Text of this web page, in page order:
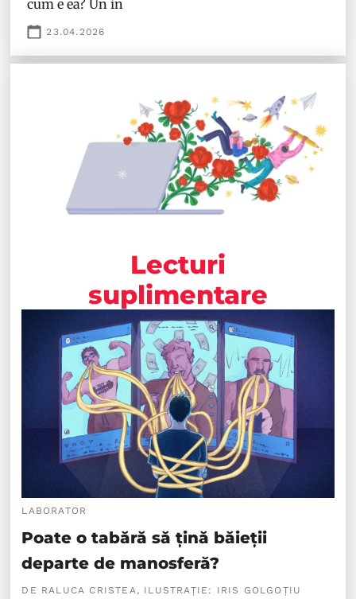
cum e ea? Un in
23.04.2026
Lecturi
suplimentare
LABORATOR
Poate o tabără să țină băieții
departe de manosferă?
DE RALUCA CRISTEA, ILUSTRAȚIE: IRIS GOLGOȚIU